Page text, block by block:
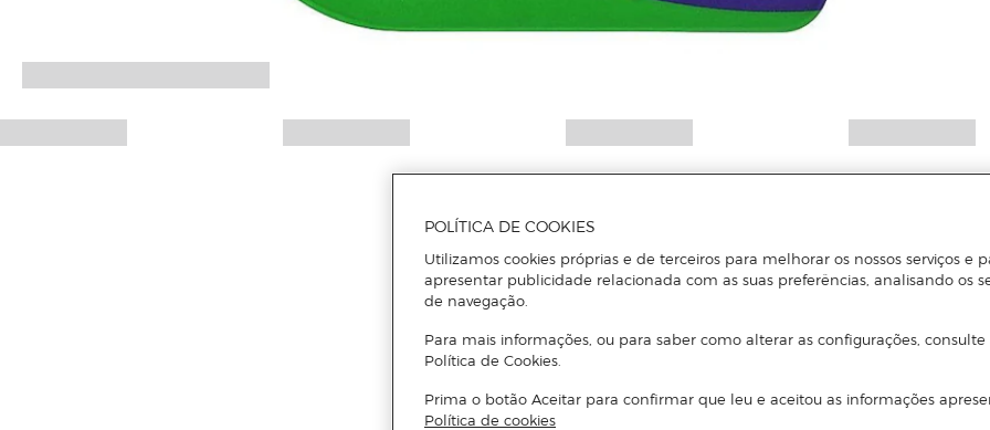
POLÍTICA DE COOKIES
Utilizamos cookies próprias e de terceiros para melhorar os nossos serviços e
apresentar publicidade relacionada com as suas preferências, analisando os
de navegação.
Para mais informações, ou para saber como alterar as configurações, consulte
Política de Cookies.
Prima o botão Aceitar para confirmar que leu e aceitou as informações
Política de cookies